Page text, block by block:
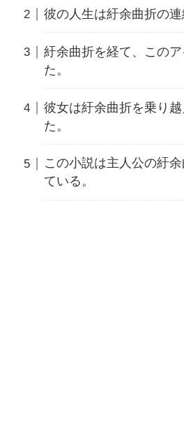
彼の人生は紆余曲折の連
紆余曲折を経て、この
た。
彼女は紆余曲折を乗り
た。
この小説は主人公の紆
ている。